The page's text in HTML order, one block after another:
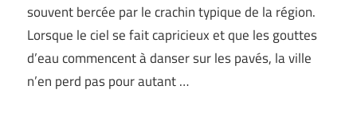
souvent bercée par le crachin typique de la région.
Lorsque le ciel se fait capricieux et que les gouttes
d’eau commencent à danser sur les pavés, la ville
n’en perd pas pour autant …